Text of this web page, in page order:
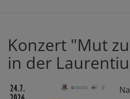
Konzert "Mut
in der